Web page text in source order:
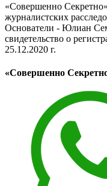
«Совершенно
журналистских
Основатели - Юлиан
свидетельство о
25.12.2020 г.
«Совершенно